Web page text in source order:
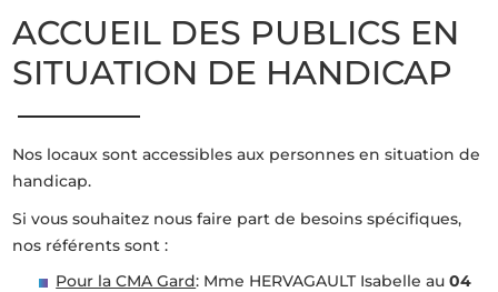
ACCUEIL DES PUBLICS EN
SITUATION DE HANDICAP
Nos locaux sont accessibles aux personnes en situation de
handicap.
Si vous souhaitez nous faire part de besoins spécifiques,
nos référents sont :
Pour la CMA Gard: Mme HERVAGAULT Isabelle au 04